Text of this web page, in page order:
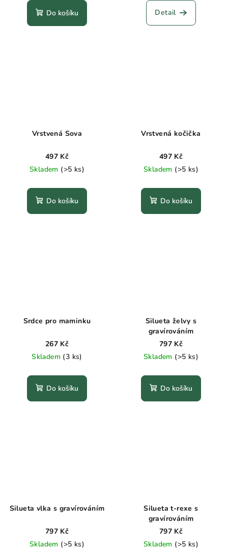
Do košíku Detail
Vrstvená Sova
497 Kč
Skladem (>5 ks)
Do košíku
Vrstvená kočička
497 Kč
Skladem (>5 ks)
Do košíku
Srdce pro maminku
267 Kč
Skladem (3 ks)
Do košíku
Silueta želvy s
gravírováním
797 Kč
Skladem (>5 ks)
Do košíku
Silueta vlka s gravírováním
797 Kč
Skladem (>5 ks)
Silueta t-rexe s
gravírováním
797 Kč
Skladem (>5 ks)